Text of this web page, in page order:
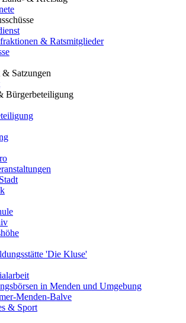
& Ratsmitglieder
& Satzungen
Bürgerbeteiligung
'Die Kluse'
in Menden und Umgebung
Menden-Balve
& Sport